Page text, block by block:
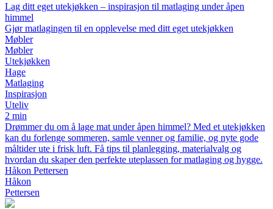
Lag ditt eget utekjøkken – inspirasjon til matlaging under åpen
himmel
Gjør matlagingen til en opplevelse med ditt eget utekjøkken
Møbler
Møbler
Utekjøkken
Hage
Matlaging
Inspirasjon
Uteliv
2 min
Drømmer du om å lage mat under åpen himmel? Med et utekjøkken
kan du forlenge sommeren, samle venner og familie, og nyte gode
måltider ute i frisk luft. Få tips til planlegging, materialvalg og
hvordan du skaper den perfekte uteplassen for matlaging og hygge.
Håkon Pettersen
Håkon
Pettersen